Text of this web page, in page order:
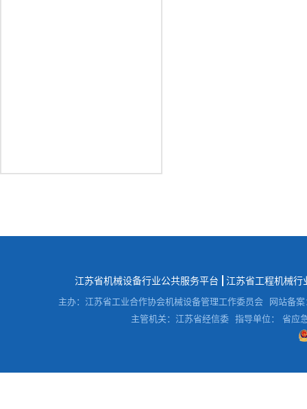
江苏省机械设备行业公共服务平台 江苏省工程机械行
主办：江苏省工业合作协会机械设备管理工作委员会
网站备案
主管机关：江苏省经信委 指导单位： 省应